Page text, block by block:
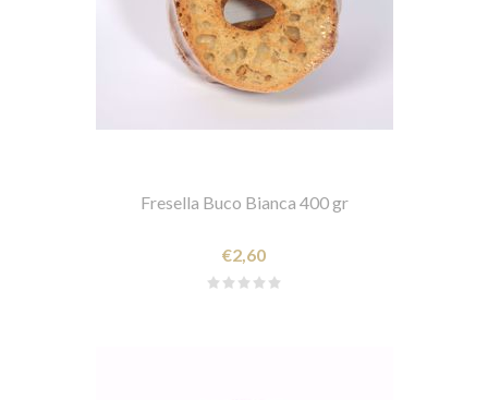
Fresella Buco Bianca 400 gr
€2,60